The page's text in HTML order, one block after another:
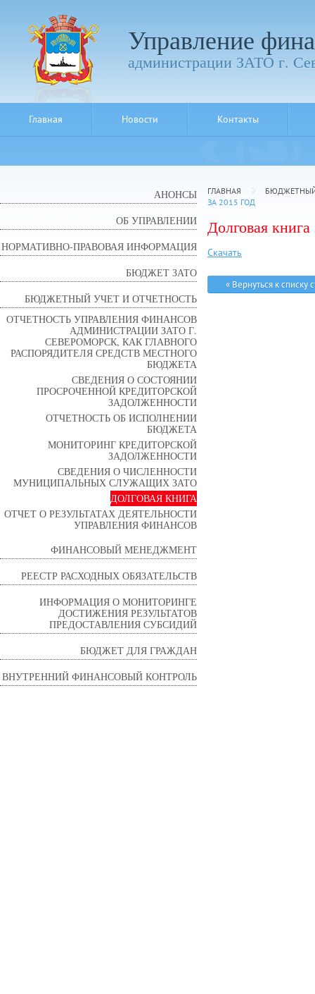
Управление
администрации ЗАТО г.
Главная Новости Контакты
ГЛАВНАЯ
ЗА 2015 ГОД
Долговая книга
Скачать
« Вернуться к списку
АНОНСЫ
ОБ УПРАВЛЕНИИ
НОРМАТИВНО-ПРАВОВАЯ ИНФОРМАЦИЯ
БЮДЖЕТ ЗАТО
БЮДЖЕТНЫЙ УЧЕТ И ОТЧЕТНОСТЬ
ОТЧЕТНОСТЬ УПРАВЛЕНИЯ ФИНАНСОВ
АДМИНИСТРАЦИИ ЗАТО Г.
СЕВЕРОМОРСК, КАК ГЛАВНОГО
РАСПОРЯДИТЕЛЯ СРЕДСТВ МЕСТНОГО
БЮДЖЕТА
СВЕДЕНИЯ О СОСТОЯНИИ
ПРОСРОЧЕННОЙ КРЕДИТОРСКОЙ
ЗАДОЛЖЕННОСТИ
ОТЧЕТНОСТЬ ОБ ИСПОЛНЕНИИ
БЮДЖЕТА
МОНИТОРИНГ КРЕДИТОРСКОЙ
ЗАДОЛЖЕННОСТИ
СВЕДЕНИЯ О ЧИСЛЕННОСТИ
МУНИЦИПАЛЬНЫХ СЛУЖАЩИХ ЗАТО
ДОЛГОВАЯ КНИГА
ОТЧЕТ О РЕЗУЛЬТАТАХ ДЕЯТЕЛЬНОСТИ
УПРАВЛЕНИЯ ФИНАНСОВ
ФИНАНСОВЫЙ МЕНЕДЖМЕНТ
РЕЕСТР РАСХОДНЫХ ОБЯЗАТЕЛЬСТВ
ИНФОРМАЦИЯ О МОНИТОРИНГЕ
ДОСТИЖЕНИЯ РЕЗУЛЬТАТОВ
ПРЕДОСТАВЛЕНИЯ СУБСИДИЙ
БЮДЖЕТ ДЛЯ ГРАЖДАН
ВНУТРЕННИЙ ФИНАНСОВЫЙ КОНТРОЛЬ